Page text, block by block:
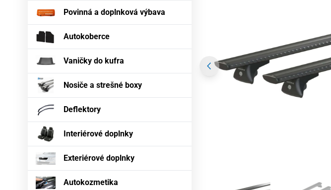
Povinná a doplnková výbava
Autokoberce
Vaničky do kufra
Nosiče a strešné boxy
Deflektory
Interiérové doplnky
Exteriérové doplnky
Autokozmetika